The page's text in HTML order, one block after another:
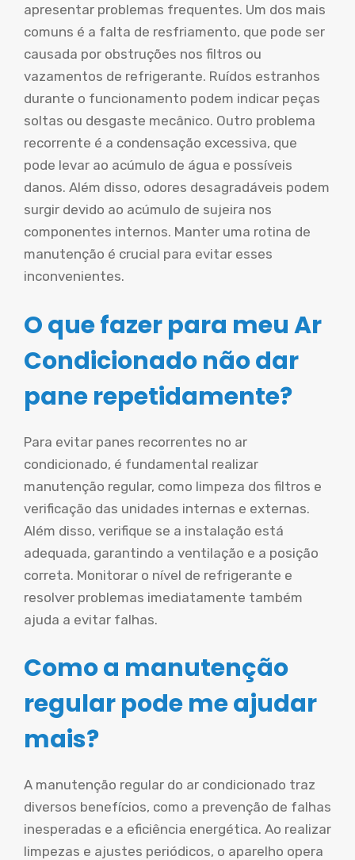
apresentar problemas frequentes. Um dos mais
comuns é a falta de resfriamento, que pode ser
causada por obstruções nos filtros ou
vazamentos de refrigerante. Ruídos estranhos
durante o funcionamento podem indicar peças
soltas ou desgaste mecânico. Outro problema
recorrente é a condensação excessiva, que
pode levar ao acúmulo de água e possíveis
danos. Além disso, odores desagradáveis podem
surgir devido ao acúmulo de sujeira nos
componentes internos. Manter uma rotina de
manutenção é crucial para evitar esses
inconvenientes.
O que fazer para meu Ar
Condicionado não dar
pane repetidamente?
Para evitar panes recorrentes no ar
condicionado, é fundamental realizar
manutenção regular, como limpeza dos filtros e
verificação das unidades internas e externas.
Além disso, verifique se a instalação está
adequada, garantindo a ventilação e a posição
correta. Monitorar o nível de refrigerante e
resolver problemas imediatamente também
ajuda a evitar falhas.
Como a manutenção
regular pode me ajudar
mais?
A manutenção regular do ar condicionado traz
diversos benefícios, como a prevenção de falhas
inesperadas e a eficiência energética. Ao realizar
limpezas e ajustes periódicos, o aparelho opera